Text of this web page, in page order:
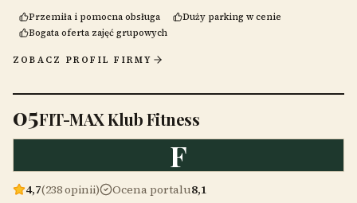
Przemiła i pomocna obsługa
Duży parking w cenie
Bogata oferta zajęć grupowych
ZOBACZ PROFIL FIRMY
05FIT-MAX Klub Fitness
F
4,7(238 opinii) Ocena portalu8,1